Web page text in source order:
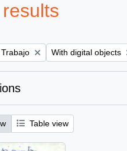
Remove filter:
With digital objects
Table view